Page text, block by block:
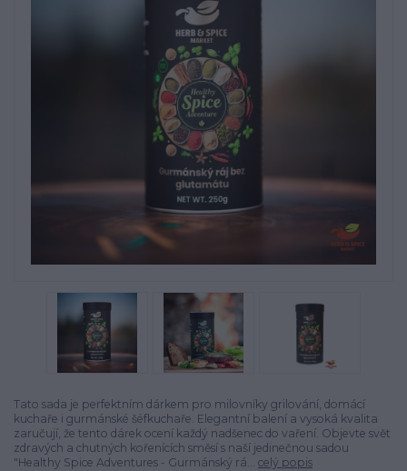
Tato sada je perfektním dárkem pro milovníky grilování, domácí
kuchaře i gurmánské šéfkuchaře. Elegantní balení a vysoká kvalita
zaručují, že tento dárek ocení každý nadšenec do vaření. Objevte svět
zdravých a chutných kořenících směsí s naší jedinečnou sadou
"Healthy Spice Adventures - Gurmánský rá... celý popis